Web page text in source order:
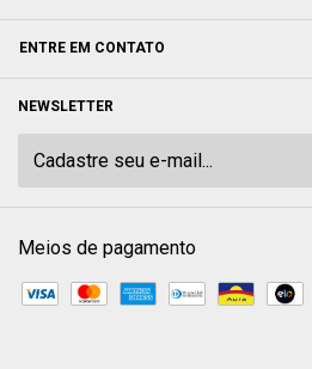
ENTRE EM CONTATO
NEWSLETTER
Meios de pagamento